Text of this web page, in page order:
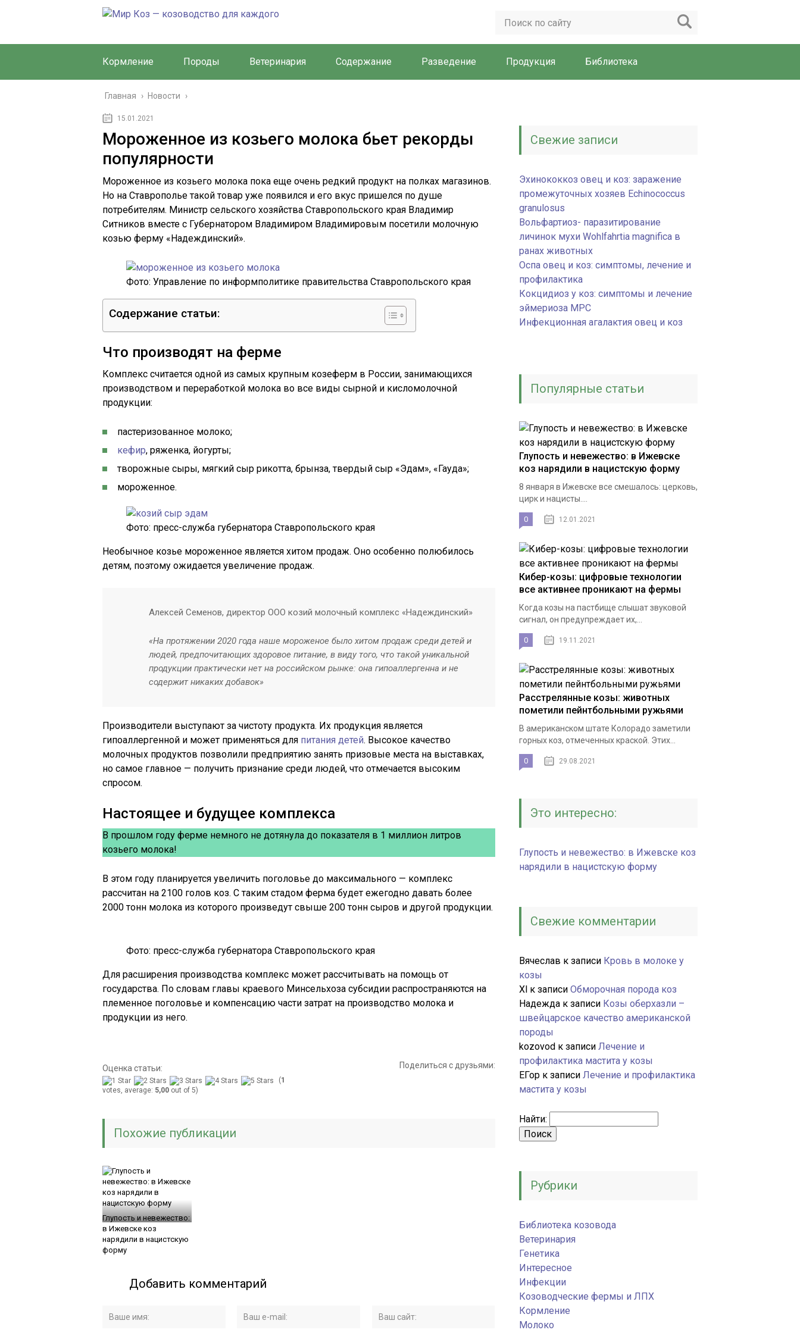
Кормление Породы Ветеринария Содержание Разведение Продукция Библиотека
Главная › Новости ›
15.01.2021
Мороженное из козьего молока бьет рекорды
популярности
Мороженное из козьего молока пока еще очень редкий продукт на полках магазинов.
Но на Ставрополье такой товар уже появился и его вкус пришелся по душе
потребителям. Министр сельского хозяйства Ставропольского края Владимир
Ситников вместе с Губернатором Владимиром Владимировым посетили молочную
козью ферму «Надеждинский».
Фото: Управление по информполитике правительства Ставропольского края
Содержание статьи:
Что производят на ферме
Комплекс считается одной из самых крупным козеферм в России, занимающихся
производством и переработкой молока во все виды сырной и кисломолочной
продукции:
пастеризованное молоко;
кефир, ряженка, йогурты;
творожные сыры, мягкий сыр рикотта, брынза, твердый сыр «Эдам», «Гауда»;
мороженное.
Фото: пресс-служба губернатора Ставропольского края
Необычное козье мороженное является хитом продаж. Оно особенно полюбилось
детям, поэтому ожидается увеличение продаж.
Алексей Семенов, директор ООО козий молочный комплекс «Надеждинский»
«На протяжении 2020 года наше мороженое было хитом продаж среди детей и
людей, предпочитающих здоровое питание, в виду того, что такой уникальной
продукции практически нет на российском рынке: она гипоаллергенна и не
содержит никаких добавок»
Производители выступают за чистоту продукта. Их продукция является
гипоаллергенной и может применяться для питания детей. Высокое качество
молочных продуктов позволили предприятию занять призовые места на выставках,
но самое главное — получить признание среди людей, что отмечается высоким
спросом.
Настоящее и будущее комплекса
В прошлом году ферме немного не дотянула до показателя в 1 миллион литров
козьего молока!
В этом году планируется увеличить поголовье до максимального — комплекс
рассчитан на 2100 голов коз. С таким стадом ферма будет ежегодно давать более
2000 тонн молока из которого произведут свыше 200 тонн сыров и другой продукции.
Фото: пресс-служба губернатора Ставропольского края
Для расширения производства комплекс может рассчитывать на помощь от
государства. По словам главы краевого Минсельхоза субсидии распространяются на
племенное поголовье и компенсацию части затрат на производство молока и
продукции из него.
Оценка статьи:
(1
votes, average: 5,00 out of 5)
Поделиться с друзьями:
Похожие публикации
Глупость и невежество:
в Ижевске коз
нарядили в нацистскую
форму
Добавить комментарий
Свежие записи
Эхинококкоз овец и коз: заражение
промежуточных хозяев Echinococcus
granulosus
Вольфартиоз- паразитирование
личинок мухи Wohlfahrtia magnifica в
ранах животных
Оспа овец и коз: симптомы, лечение и
профилактика
Кокцидиоз у коз: симптомы и лечение
эймериоза МРС
Инфекционная агалактия овец и коз
Популярные статьи
Глупость и невежество: в Ижевске
коз нарядили в нацистскую форму
8 января в Ижевске все смешалось: церковь,
цирк и нацисты....
0 12.01.2021
Кибер-козы: цифровые технологии
все активнее проникают на фермы
Когда козы на пастбище слышат звуковой
сигнал, он предупреждает их,...
0 19.11.2021
Расстрелянные козы: животных
пометили пейнтбольными ружьями
В американском штате Колорадо заметили
горных коз, отмеченных краской. Этих...
0 29.08.2021
Это интересно:
Глупость и невежество: в Ижевске коз
нарядили в нацистскую форму
Свежие комментарии
Вячеслав к записи Кровь в молоке у
козы
Xl к записи Обморочная порода коз
Надежда к записи Козы оберхазли –
швейцарское качество американской
породы
kozovod к записи Лечение и
профилактика мастита у козы
ЕГор к записи Лечение и профилактика
мастита у козы
Найти:
Рубрики
Библиотека козовода
Ветеринария
Генетика
Интересное
Инфекции
Козоводческие фермы и ЛПХ
Кормление
Молоко